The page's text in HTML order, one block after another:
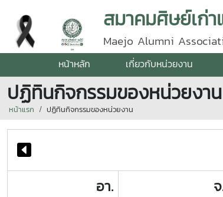
สมาคมศิษย์เก่า
Maejo Alumni
หน้าหลัก เกี่ยวกับหน่วยงาน
ปฏิทินกิจกรรมของหน่วยงาน
หน้าแรก ปฏิทินกิจกรรมของหน่วยงาน
อา.